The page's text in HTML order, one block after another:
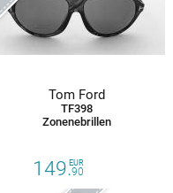
Tom Ford
TF398
Zonenebrillen
149.90
EUR